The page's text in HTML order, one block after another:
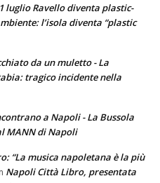
luglio Ravello diventa plastic-
l’isola diventa “plastic
da un muletto - La
tragico incidente nella
a Napoli - La Bussola
MANN di Napoli
“La musica napoletana è la più
Napoli Città Libro, presentata